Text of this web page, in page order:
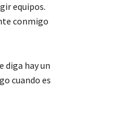
equipos.
conmigo
diga hay un
cuando es